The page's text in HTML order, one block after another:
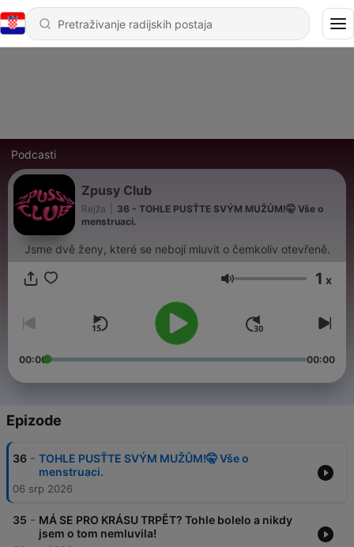
Podcasti
Zpusy Club
Rejža
36 - TOHLE PUSŤTE SVÝM MUŽŮM!🤫 Vše o
menstruaci.
Jsme dvě ženy, které se nebojí mluvit o čemkoliv otevřeně.
Glasnoća 1 x
00:00 00:00
Epizode
36 - TOHLE PUSŤTE SVÝM MUŽŮM!🤫 Vše o
menstruaci.
06 srp 2026
35 - MÁ SE PRO KRÁSU TRPĚT? Tohle bolelo a nikdy
jsem o tom nemluvila!